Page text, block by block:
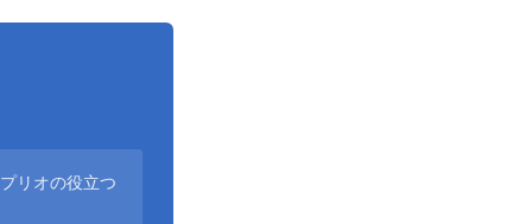
リオの役立つ